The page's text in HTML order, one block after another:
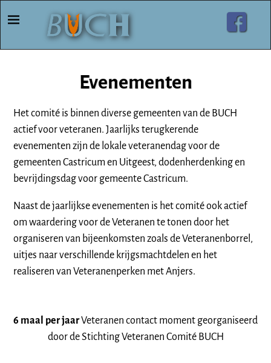
Evenementen
Het comité is binnen diverse gemeenten van de BUCH
actief voor veteranen. Jaarlijks terugkerende
evenementen zijn de lokale veteranendag voor de
gemeenten Castricum en Uitgeest, dodenherdenking en
bevrijdingsdag voor gemeente Castricum.
Naast de jaarlijkse evenementen is het comité ook actief
om waardering voor de Veteranen te tonen door het
organiseren van bijeenkomsten zoals de Veteranenborrel,
uitjes naar verschillende krijgsmachtdelen en het
realiseren van Veteranenperken met Anjers.
6 maal per jaarVeteranen contact moment georganiseerd
door de Stichting Veteranen Comité BUCH